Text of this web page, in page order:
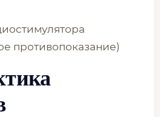
противопоказание)